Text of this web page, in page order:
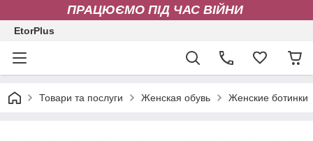
ПРАЦЮЄМО ПІД ЧАС ВІЙНИ
EtorPlus
Товари та послуги Женская обувь Женские ботинки